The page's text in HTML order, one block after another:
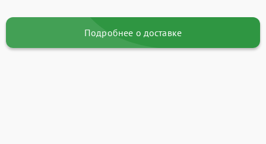
Подробнее о доставке